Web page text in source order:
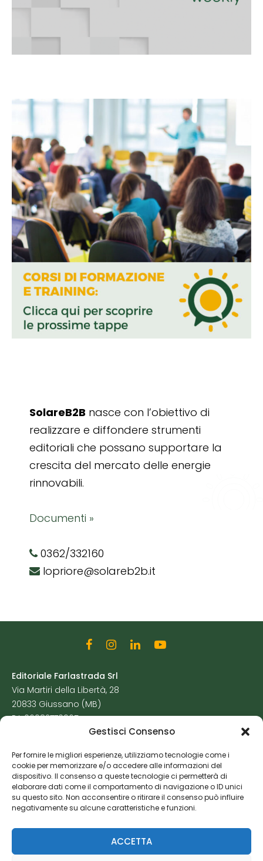
Gestisci Consenso
Per fornire le migliori esperienze, utilizziamo tecnologie come i
cookie per memorizzare e/o accedere alle informazioni del
dispositivo. Il consenso a queste tecnologie ci permetterà di
elaborare dati come il comportamento di navigazione o ID unici
su questo sito. Non acconsentire o ritirare il consenso può influire
negativamente su alcune caratteristiche e funzioni.
ACCETTA
SolareB2B nasce con l’obiettivo di
realizzare e diffondere strumenti
editoriali che possano supportare la
crescita del mercato delle energie
rinnovabili.
Documenti »
0362/332160
lopriore@solareb2b.it
Editoriale Farlastrada Srl
Via Martiri della Libertà, 28
20833 Giussano (MB)
P.I. 06982770965
Cookie Policy
Risorse Aggiuntive